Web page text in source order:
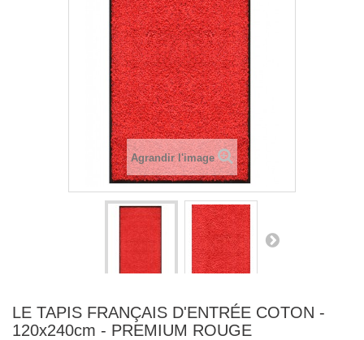
Agrandir l'image
LE TAPIS FRANÇAIS D'ENTRÉE COTON -
120x240cm - PREMIUM ROUGE